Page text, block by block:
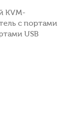
KVM-
с портами
USB